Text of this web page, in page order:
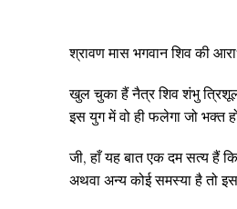
श्रावण मास भगवान शिव की
खुल चुका हैं नैत्र शिव शंभु
इस युग में वो ही फलेगा जो भक्त
जी, हाँ यह बात एक दम सत्य हैं
अथवा अन्य कोई समस्या है तो